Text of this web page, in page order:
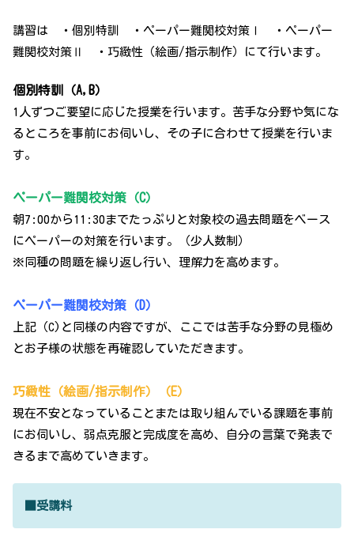
講習は ・個別特訓 ・ペーパー難関校対策Ⅰ ・ペーパー
難関校対策Ⅱ ・巧緻性（絵画/指示制作）にて行います。
個別特訓（A,B）
1人ずつご要望に応じた授業を行います。苦手な分野や気にな
るところを事前にお伺いし、その子に合わせて授業を行いま
す。
ペーパー難関校対策（C）
朝7:00から11:30までたっぷりと対象校の過去問題をベース
にペーパーの対策を行います。（少人数制）
※同種の問題を繰り返し行い、理解力を高めます。
ペーパー難関校対策（D）
上記（C)と同様の内容ですが、ここでは苦手な分野の見極め
とお子様の状態を再確認していただきます。
巧緻性（絵画/指示制作）（E）
現在不安となっていることまたは取り組んでいる課題を事前
にお伺いし、弱点克服と完成度を高め、自分の言葉で発表で
きるまで高めていきます。
■受講料